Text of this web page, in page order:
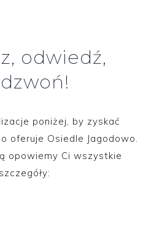
odwiedź,
poniżej, by zyskać
oferuje Osiedle Jagodowo.
opowiemy Ci wszystkie
szczegóły: